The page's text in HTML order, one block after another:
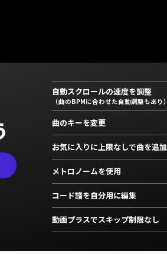
自動スクロールの速度を調整
（曲のBPMに合わせた自動調整もあり）
曲のキーを変更
お気に入りに上限なしで曲を追加
メトロノームを使用
コード譜を自分用に編集
動画プラスでスキップ制限なし